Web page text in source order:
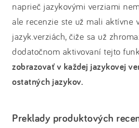
naprieč jazykovými verziami
ale recenzie ste už mali aktívne
jazyk.verziách, čiže sa už
dodatočnom aktivovaní tejto
zobrazovať v každej jazykovej
ostatných jazykov.
Preklady produktových